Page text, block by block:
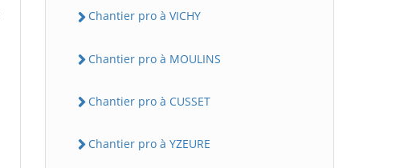
Chantier pro à VICHY
Chantier pro à MOULINS
Chantier pro à CUSSET
Chantier pro à YZEURE